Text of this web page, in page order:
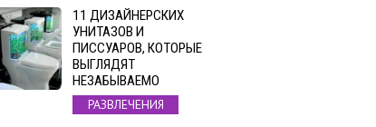
11 ДИЗАЙНЕРСКИХ
УНИТАЗОВ И
ПИССУАРОВ, КОТОРЫЕ
ВЫГЛЯДЯТ
НЕЗАБЫВАЕМО
РАЗВЛЕЧЕНИЯ